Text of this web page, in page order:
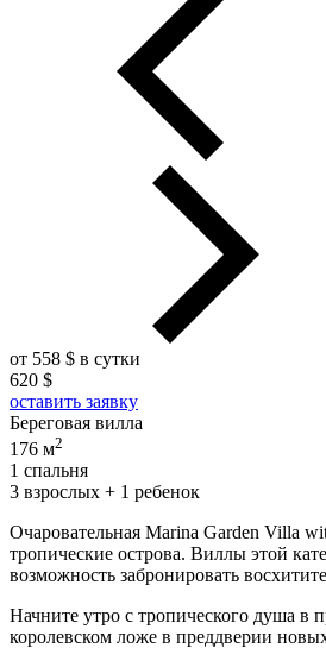
от 558 $ в сутки
620 $
оставить заявку
Береговая вилла
176 м2
1 спальня
3 взрослых + 1 ребенок
Очаровательная Marina Garden Villa
тропические острова. Виллы этой
возможность забронировать
Начните утро с тропического душа в
королевском ложе в преддверии